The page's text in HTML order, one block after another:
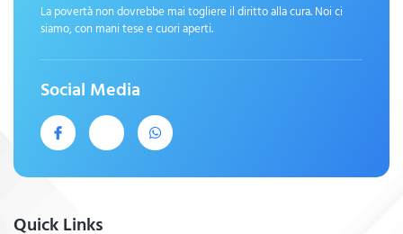
La povertà non dovrebbe mai togliere il diritto alla cura. Noi ci
siamo, con mani tese e cuori aperti.
Social Media
Quick Links